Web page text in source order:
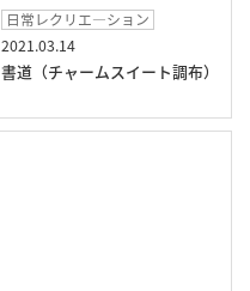
日常レクリエ―ション
2021.03.14
書道（チャームスイート調布）